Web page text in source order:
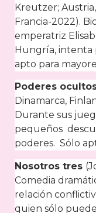
Kreutzer;
Francia-2022).
emperatriz
Hungría, intenta
apto para
Poderes
Dinamarca,
Durante sus
pequeños
poderes. Sólo
Nosotros tres
Comedia
relación
quien sólo